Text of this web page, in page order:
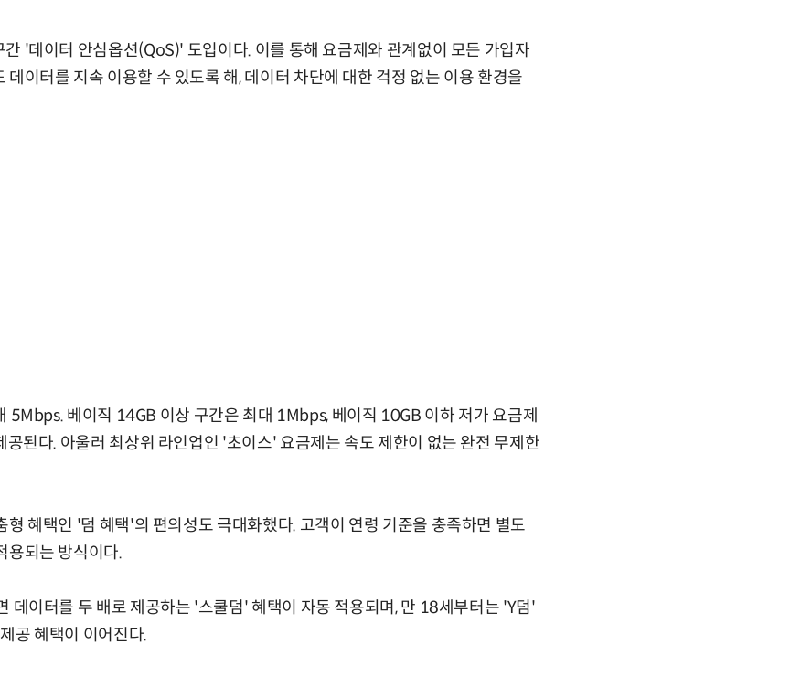
'데이터 안심옵션(QoS)' 도입이다. 이를 통해 요금제와 관계없이 모든 가입자
데이터를 지속 이용할 수 있도록 해, 데이터 차단에 대한 걱정 없는 이용 환경을
5Mbps. 베이직 14GB 이상 구간은 최대 1Mbps, 베이직 10GB 이하 저가 요금제
된다. 아울러 최상위 라인업인 '초이스' 요금제는 속도 제한이 없는 완전 무제한
형 혜택인 '덤 혜택'의 편의성도 극대화했다. 고객이 연령 기준을 충족하면 별도
용되는 방식이다.
데이터를 두 배로 제공하는 '스쿨덤' 혜택이 자동 적용되며, 만 18세부터는 'Y덤'
공 혜택이 이어진다.